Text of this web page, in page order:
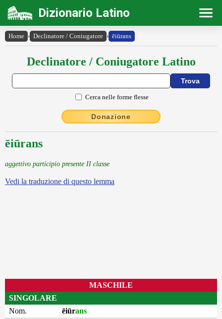
Dizionario Latino
Home › Declinatore / Coniugatore › ēiūrans
Declinatore / Coniugatore Latino
Cerca nelle forme flesse
Donazione
ēiūrans
aggettivo participio presente II classe
Vedi la traduzione di questo lemma
MASCHILE
SINGOLARE
Nom.
ēiūrans